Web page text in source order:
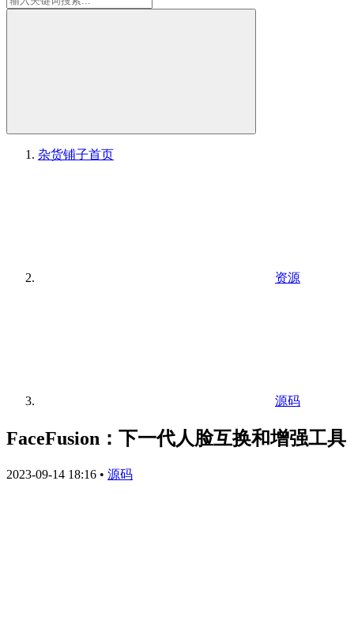
杂货铺子首页
资源
源码
FaceFusion：下一代人脸互换和增强工具
2023-09-14 18:16 • 源码